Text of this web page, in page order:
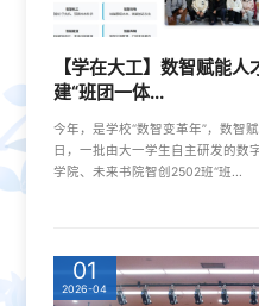
【学在大工】数智赋能人才培养 大一学生
建“班团一体...
今年，是学校“数智变革年”，数智
日，一批由大一学生自主研发的数
学院、未来书院智创2502班“班...
01
2026-04